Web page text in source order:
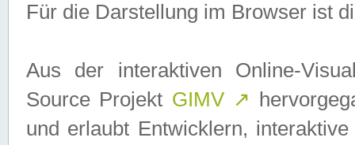
Für die Darstellung im Browser ist
Aus der interaktiven Online-
Source Projekt GIMV ↗
und erlaubt Entwicklern,